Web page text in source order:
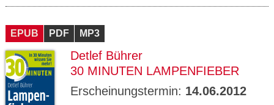
EPUB PDF MP3
Detlef Bührer
30 MINUTEN LAMPENFIEBER
Erscheinungstermin: 14.06.2012